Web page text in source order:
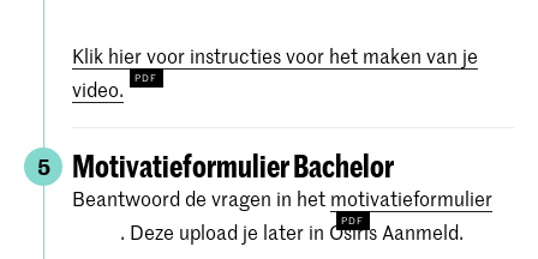
Klik hier voor instructies voor het maken van je
video.
5 Motivatieformulier Bachelor
Beantwoord de vragen in het motivatieformulier
. Deze upload je later in Osiris Aanmeld.